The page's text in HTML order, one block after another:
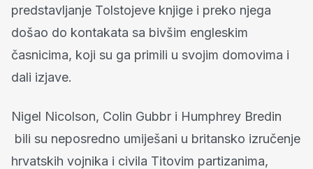
predstavljanje Tolstojeve knjige i preko njega
došao do kontakata sa bivšim engleskim
časnicima, koji su ga primili u svojim domovima i
dali izjave.
Nigel Nicolson, Colin Gubbr i Humphrey Bredin
bili su neposredno umiješani u britansko izručenje
hrvatskih vojnika i civila Titovim partizanima,